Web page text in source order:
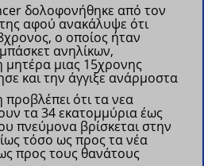
δολοφονήθηκε από τον
αφού ανακάλυψε ότι
ο οποίος ήταν
ανηλίκων,
μιας 15χρονης
και την άγγιξε ανάρμοστα
ότι τα νεα
τα 34 εκατομμύρια έως
πνεύμονα βρίσκεται στην
τόσο ως προς τα νέα
προς τους θανάτους